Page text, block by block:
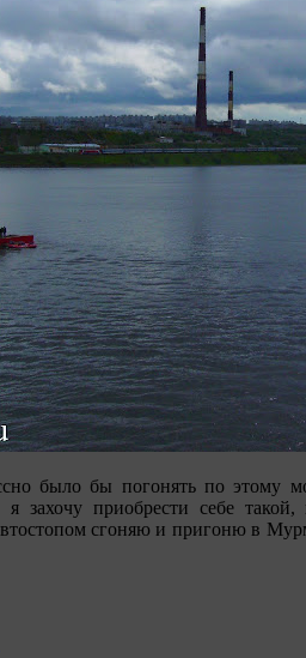
было бы погонять по этому
я захочу приобрести себе
сгоняю и пригоню в